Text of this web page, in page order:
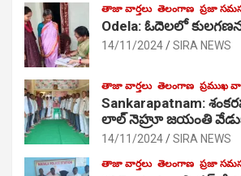
తాజా వార్తలు తెలంగాణ ప్రజా
Odela: ఓదెలలో
14/11/2024 SIRA NEWS
తాజా వార్తలు తెలంగాణ ప్రముఖ
Sankarapatnam:
లాల్ నెహ్రూ జయంతి
14/11/2024 SIRA NEWS
తాజా వార్తలు తెలంగాణ ప్రజా